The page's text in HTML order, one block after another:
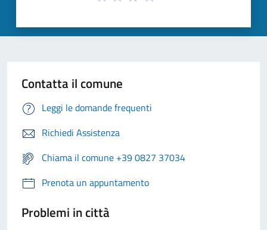
Contatta il comune
Leggi le domande frequenti
Richiedi Assistenza
Chiama il comune +39 0827 37034
Prenota un appuntamento
Problemi in città